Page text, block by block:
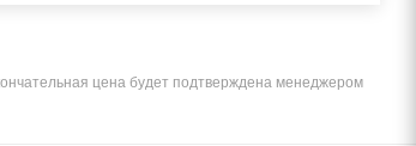
цена будет подтверждена менеджером